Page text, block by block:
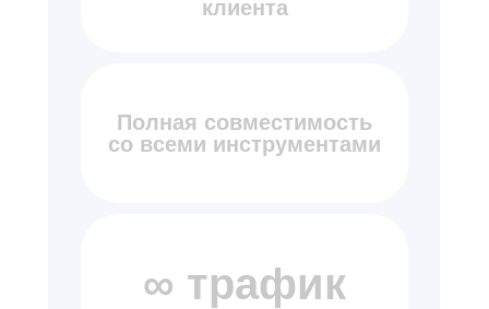
клиента
Полная совместимость
со всеми инструментами
∞ трафик